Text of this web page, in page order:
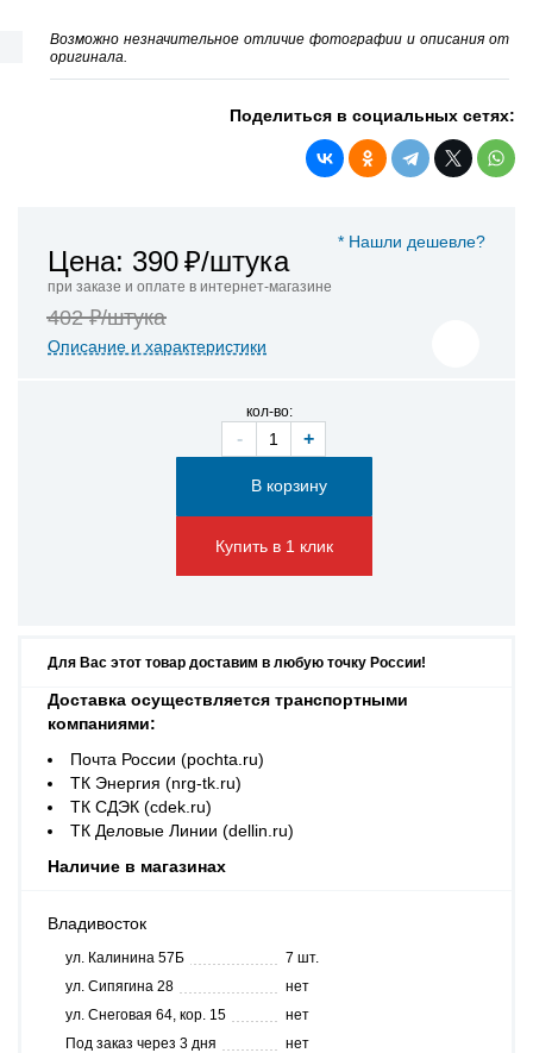
Возможно незначительное отличие фотографии и описания от
оригинала.
Поделиться в социальных сетях:
* Нашли дешевле?
Цена: 390₽/штука
при заказе и оплате в интернет-магазине
402 ₽/штука
Описание и характеристики
кол-во:
- +
Купить в 1 клик
Для Вас этот товар доставим в любую точку России!
Доставка осуществляется транспортными
компаниями:
Почта России (pochta.ru)
ТК Энергия (nrg-tk.ru)
ТК СДЭК (cdek.ru)
ТК Деловые Линии (dellin.ru)
Наличие в магазинах
Владивосток
ул. Калинина 57Б
7 шт.
ул. Сипягина 28
нет
ул. Снеговая 64, кор. 15
нет
Под заказ через 3 дня
нет